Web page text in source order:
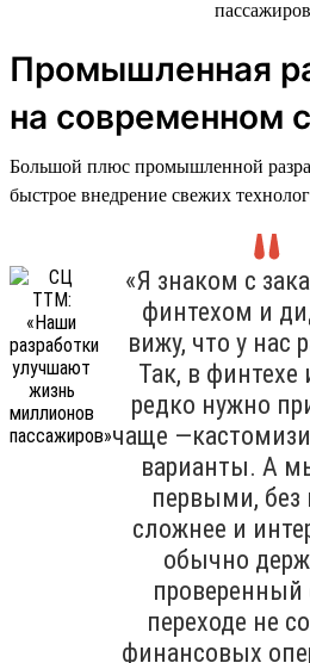
Промышленная
на современном
Большой плюс промышленной
быстрое внедрение свежих
«Я знаком с
финтехом и
вижу, что у нас
Так, в
редко нужно
чаще
варианты. А
первыми,
сложнее и
обычно
проверенный
переходе не
финансовых